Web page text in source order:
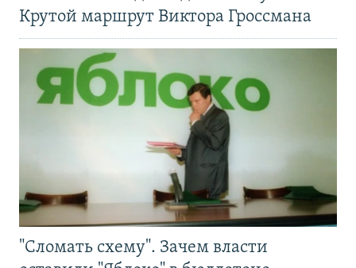
Крутой маршрут Виктора Гроссмана
"Сломать схему". Зачем власти